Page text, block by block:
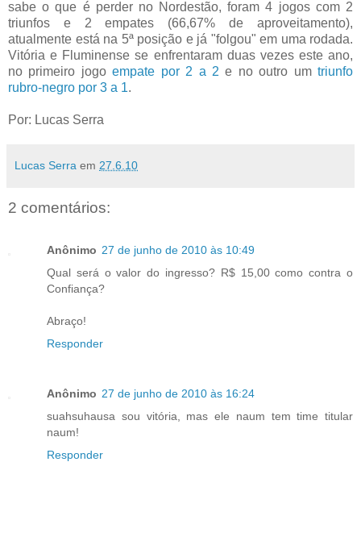
sabe o que é perder no Nordestão, foram 4 jogos com 2
triunfos e 2 empates (66,67% de aproveitamento),
atualmente está na 5ª posição e já "folgou" em uma rodada.
Vitória e Fluminense se enfrentaram duas vezes este ano,
no primeiro jogoempate por 2 a 2 e no outro umtriunfo
rubro-negro por 3 a 1.
Por: Lucas Serra
Lucas Serra em 27.6.10
2 comentários:
Anônimo 27 de junho de 2010 às 10:49
Qual será o valor do ingresso? R$ 15,00 como contra o
Confiança?
Abraço!
Responder
Anônimo 27 de junho de 2010 às 16:24
suahsuhausa sou vitória, mas ele naum tem time titular
naum!
Responder